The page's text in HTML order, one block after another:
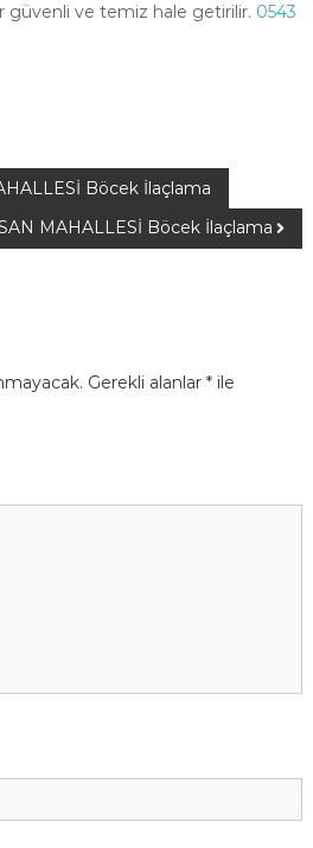
güvenli ve temiz hale getirilir. 0543
Böcek İlaçlama
MAHALLESİ Böcek İlaçlama
Gerekli alanlar *ile